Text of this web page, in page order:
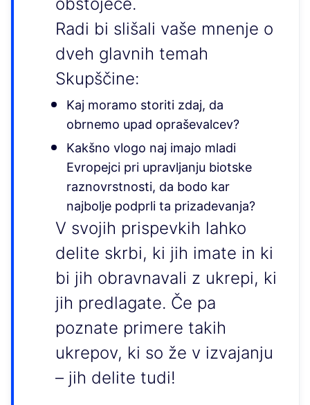
Radi bi slišali vaše mnenje o
dveh glavnih temah
Skupščine:
Kaj moramo storiti zdaj, da
obrnemo upad opraševalcev?
Kakšno vlogo naj imajo mladi
Evropejci pri upravljanju biotske
raznovrstnosti, da bodo kar
najbolje podprli ta prizadevanja?
V svojih prispevkih lahko
delite skrbi, ki jih imate in ki
bi jih obravnavali z ukrepi, ki
jih predlagate. Če pa
poznate primere takih
ukrepov, ki so že v izvajanju
– jih delite tudi!